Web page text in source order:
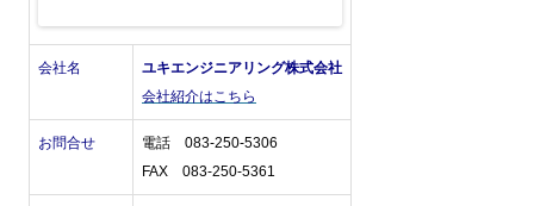
会社名
ユキエンジニアリング株式会社
会社紹介はこちら
お問合せ
電話 083-250-5306
FAX 083-250-5361